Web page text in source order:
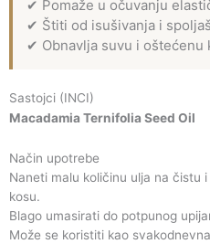
✔ Pomaže u očuvanju
✔ Štiti od isušivanja i
✔ Obnavlja suvu i oštećenu
Sastojci (INCI)
Macadamia Ternifolia Seed Oil
Način upotrebe
Naneti malu količinu ulja na čistu
kosu.
Blago umasirati do potpunog
Može se koristiti kao